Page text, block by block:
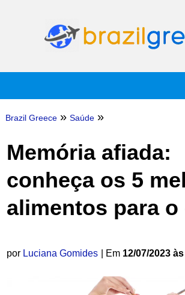
Brazil Greece » Saúde »
Memória afiada:
conheça os 5
alimentos para o
por Luciana Gomides | Em 12/07/2023